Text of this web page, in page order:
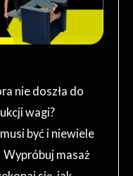
nie doszła do
wagi?
być i niewiele
Wypróbuj masaż